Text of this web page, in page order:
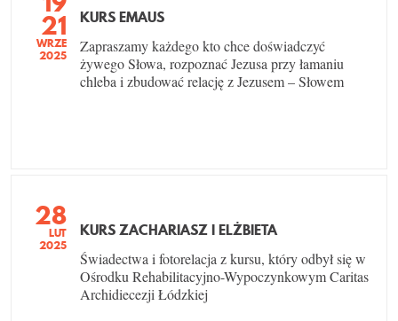
21
WRZE
2025
KURS EMAUS
Zapraszamy każdego kto chce doświadczyć
żywego Słowa, rozpoznać Jezusa przy łamaniu
chleba i zbudować relację z Jezusem – Słowem
28
LUT
2025
KURS ZACHARIASZ I ELŻBIETA
Świadectwa i fotorelacja z kursu, który odbył się w
Ośrodku Rehabilitacyjno-Wypoczynkowym Caritas
Archidiecezji Łódzkiej